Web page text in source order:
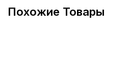
Похожие Товары